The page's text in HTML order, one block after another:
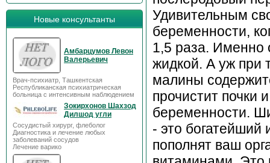
Новые консультанты
Амбарцумов Левон
Валерьевич
Врач-психиатр, Ташкентская
Республиканская психиатрическая
больница с интенсивным наблюдением
Зокирхонов Шахзод
Дилшод угли
Сосудистый хирург, флеболог
Диагностика и лечение любых
заболеваний сосудов
Лечение варико
Удивительным
беременности,
1,5 раза. Именно
жидкой. А уж при
малины
прочистит почки
беременности.
- это
пополнят ваш